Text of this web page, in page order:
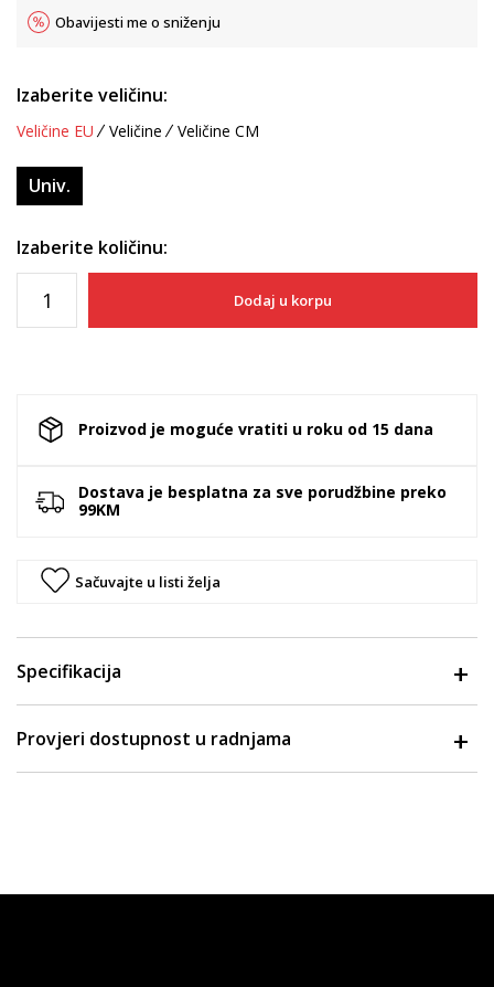
Obavijesti me o sniženju
Izaberite veličinu:
Veličine EU Veličine Veličine CM
Univ.
Izaberite količinu:
Dodaj u korpu
Proizvod je moguće vratiti u roku od 15 dana
Dostava je besplatna za sve porudžbine preko
99KM
Sačuvajte u listi želja
Specifikacija
Provjeri dostupnost u radnjama